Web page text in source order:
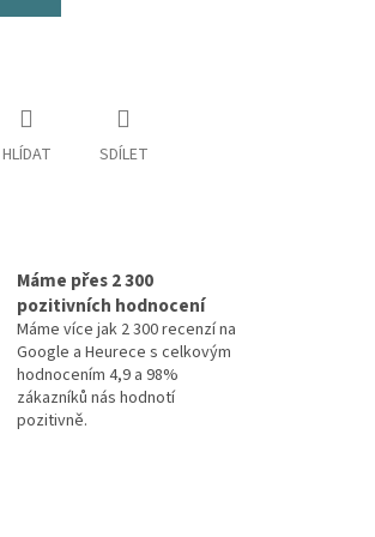
HLÍDAT SDÍLET
Máme přes 2 300
pozitivních hodnocení
Máme více jak 2 300 recenzí na
Google a Heurece s celkovým
hodnocením 4,9 a 98%
zákazníků nás hodnotí
pozitivně.